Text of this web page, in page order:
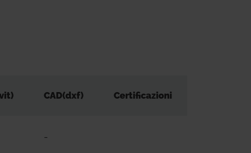
CAD(dxf) Certificazioni
-